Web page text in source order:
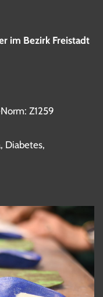
im Bezirk Freistadt
Z1259
Diabetes,